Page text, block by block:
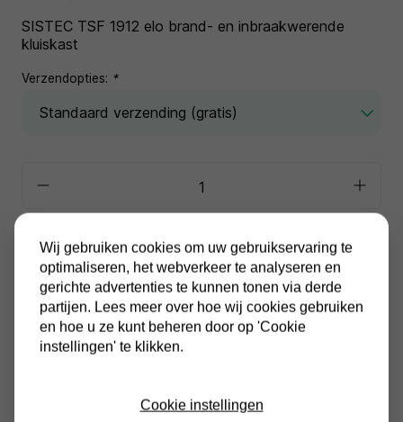
SISTEC TSF 1912 elo brand- en inbraakwerende
kluiskast
Verzendopties: *
In winkelwagen
Alle prijzen zijn inclusief BTW
Altijd gratis verzending
Wij gebruiken cookies om uw gebruikservaring te
optimaliseren, het webverkeer te analyseren en
gerichte advertenties te kunnen tonen via derde
partijen. Lees meer over hoe wij cookies gebruiken
en hoe u ze kunt beheren door op 'Cookie
instellingen' te klikken.
Cookie instellingen